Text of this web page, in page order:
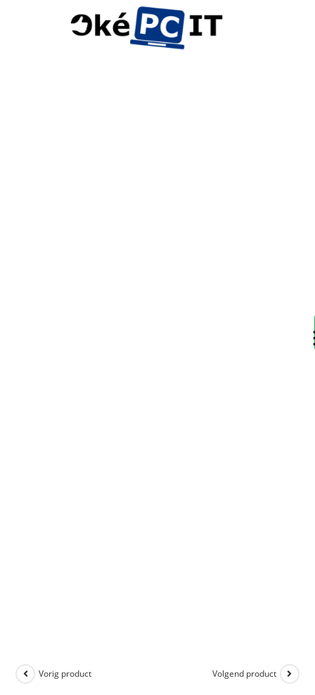
Vorig product Volgend product